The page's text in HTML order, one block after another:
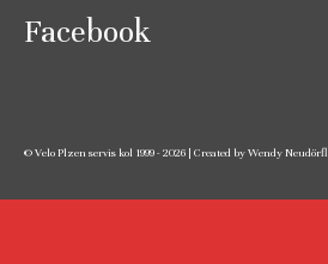
Facebook
© Velo Plzen servis kol 1999 - 2026 | Created by Wendy Neudörfl